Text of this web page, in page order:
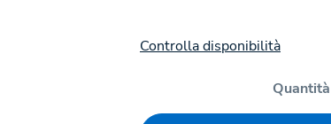
Controlla disponibilità